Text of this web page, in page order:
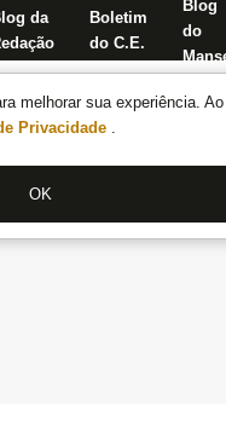
melhorar sua experiência.
Privacidade .
OK
da
Boletim
do C.E.
Blog
do